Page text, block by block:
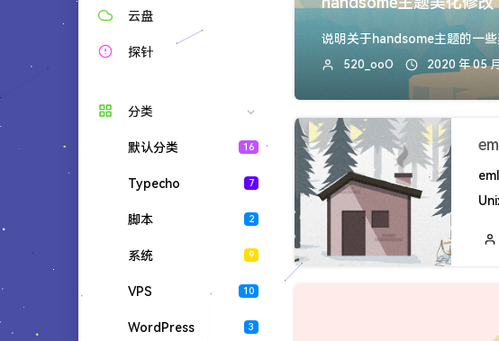
云盘
探针
分类
16
默认分类
7
Typecho
2
脚本
9
系统
10
VPS
3
WordPress
520_ooO 2020 年 05